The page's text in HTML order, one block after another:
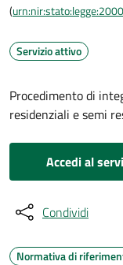
(
Servizio attivo
Procedimento di
residenziali e semi
Accedi al
Condividi
Normativa di